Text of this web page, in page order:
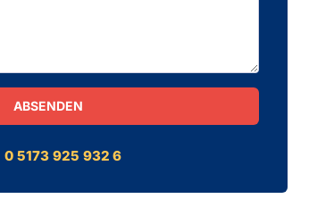
ABSENDEN
0 5173 925 932 6